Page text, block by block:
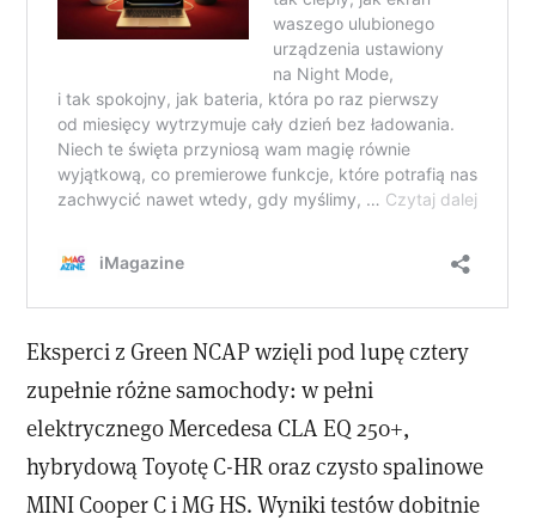
Eksperci z Green NCAP wzięli pod lupę cztery
zupełnie różne samochody: w pełni
elektrycznego Mercedesa CLA EQ 250+,
hybrydową Toyotę C-HR oraz czysto spalinowe
MINI Cooper C i MG HS. Wyniki testów dobitnie